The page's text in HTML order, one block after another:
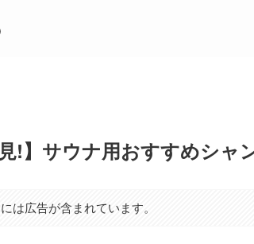
!】サウナ用おすすめシャ
は広告が含まれています。